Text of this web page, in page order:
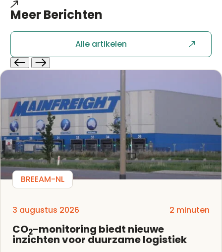
MeerBerichten
Alle artikelen
BREEAM-NL
3 augustus 2026 2 minuten
CO2-monitoring biedt nieuwe
inzichten voor duurzame logistiek